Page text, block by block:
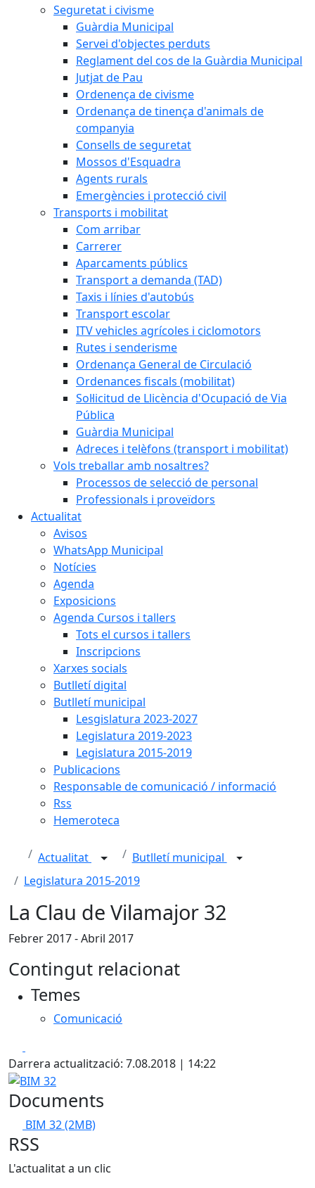
Seguretat i civisme
Guàrdia Municipal
Servei d'objectes perduts
Reglament del cos de la Guàrdia Municipal
Jutjat de Pau
Ordenença de civisme
Ordenança de tinença d'animals de
companyia
Consells de seguretat
Mossos d'Esquadra
Agents rurals
Emergències i protecció civil
Transports i mobilitat
Com arribar
Carrerer
Aparcaments públics
Transport a demanda (TAD)
Taxis i línies d'autobús
Transport escolar
ITV vehicles agrícoles i ciclomotors
Rutes i senderisme
Ordenança General de Circulació
Ordenances fiscals (mobilitat)
Sol·licitud de Llicència d'Ocupació de Via
Pública
Guàrdia Municipal
Adreces i telèfons (transport i mobilitat)
Vols treballar amb nosaltres?
Processos de selecció de personal
Professionals i proveïdors
Actualitat
Avisos
WhatsApp Municipal
Notícies
Agenda
Exposicions
Agenda Cursos i tallers
Tots el cursos i tallers
Inscripcions
Xarxes socials
Butlletí digital
Butlletí municipal
Lesgislatura 2023-2027
Legislatura 2019-2023
Legislatura 2015-2019
Publicacions
Responsable de comunicació / informació
Rss
Hemeroteca
Actualitat
Butlletí municipal
Legislatura 2015-2019
La Clau de Vilamajor 32
Febrer 2017 - Abril 2017
Contingut relacionat
Temes
Comunicació
Darrera actualització: 7.08.2018 | 14:22
BIM 32
Documents
BIM 32(2MB)
RSS
L'actualitat a un clic